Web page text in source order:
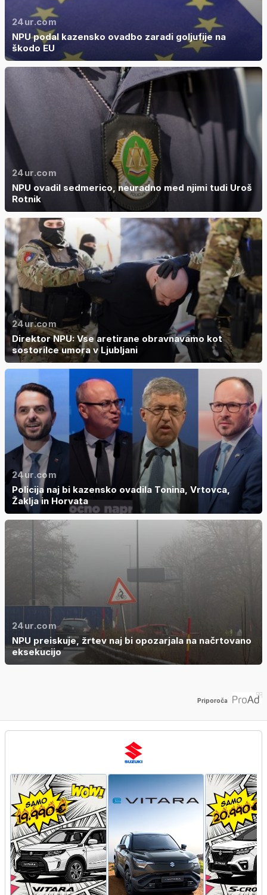
24ur.com
NPU podal kazensko ovadbo zaradi goljufije na
škodo EU
24ur.com
NPU ovadil sedmerico, neuradno med njimi tudi Uroš
Rotnik
24ur.com
Direktor NPU: Vse aretirane obravnavamo kot
sostorilce umora v Ljubljani
24ur.com
Policija naj bi kazensko ovadila Tonina, Vrtovca,
Žaklja in Horvata
24ur.com
NPU preiskuje, žrtev naj bi opozarjala na načrtovano
eksekucijo
Priporoča